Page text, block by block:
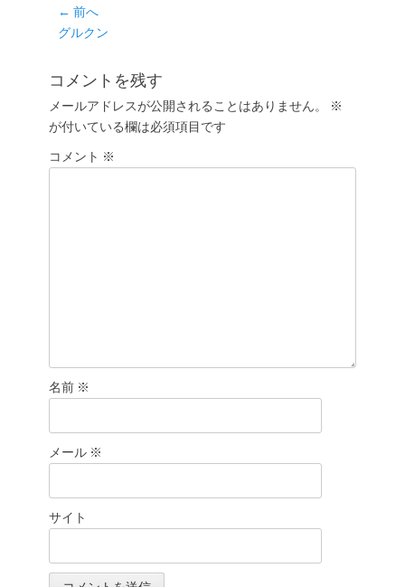
投
稿
ビ
ゲ
ー
シ
← 前へ
前
投
グルクン
コメントを残す
メールアドレスが公開されることはありません。
※
が付いている欄は必須項目です
コメント ※
名前 ※
メール ※
サイト